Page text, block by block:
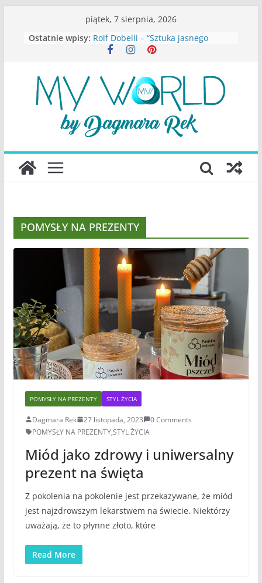
piątek, 7 sierpnia, 2026
Ostatnie wpisy: Rolf Dobelli – “Sztuka jasnego
myślenia”
Konstancina. Sekrety seksbiznesu”
Katarzyna Lewandowicz – Zanim
straciliśmy siebie
Judith Joseph – “Wysoko
funkcjonująca depresja”
S.Wynn-Williams – “Bezwzględni. O
największego portalu
POMYSŁY NA PREZENTY
POMYSŁY NA PREZENTY STYL ŻYCIA
Dagmara Rek 27 listopada, 2023
0 Comments
POMYSŁY NA PREZENTY,STYL ŻYCIA
Miód jako zdrowy i uniwersalny
prezent na święta
Z pokolenia na pokolenie jest przekazywane, że miód
jest najzdrowszym lekarstwem na świecie. Niektórzy
uważają, że to płynne złoto, które
Read More